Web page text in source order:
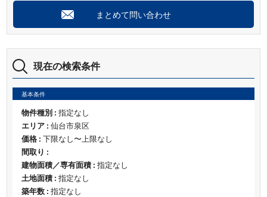
現在の検索条件
基本条件
物件種別 : 指定なし
エリア : 仙台市泉区
価格 : 下限なし〜上限なし
間取り :
建物面積／専有面積 : 指定なし
土地面積 : 指定なし
築年数 : 指定なし
まとめて問い合わせ